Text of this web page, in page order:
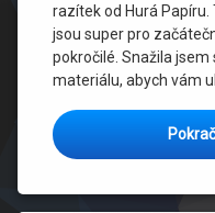
razítek od Hurá
jsou super pro
pokročilé. Snažila
materiálu, abych vám